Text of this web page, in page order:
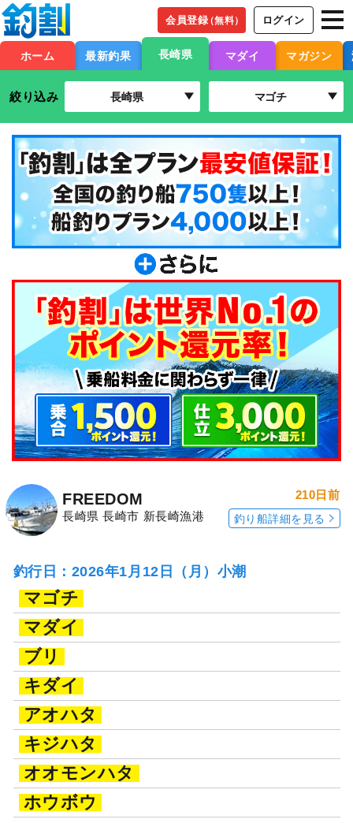
会員登録（無料） ログイン
ホーム 最新釣果 長崎県 マダイ マガジン
絞り込み 長崎県 マゴチ
FREEDOM
長崎県 長崎市 新長崎漁港
210日前
釣り船詳細を見る
釣行日：2026年1月12日（月）小潮
マゴチ
マダイ
ブリ
キダイ
アオハタ
キジハタ
オオモンハタ
ホウボウ